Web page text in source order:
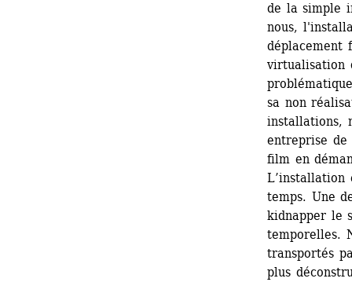
de la simple
nous,
déplacement
virtualisation
sa non
installations,
entreprise de
film en
L’installation
temps. Une
kidnapper le
temporelles.
transportés
plus